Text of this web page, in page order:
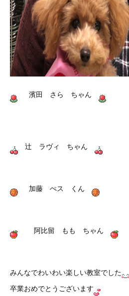
濱田 さら ちゃん
辻 ラヴィ ちゃん
加藤 ぺス くん
阿比留 もも ちゃん
みんなでわいわい楽しい教室でした
卒業おめでとうございます